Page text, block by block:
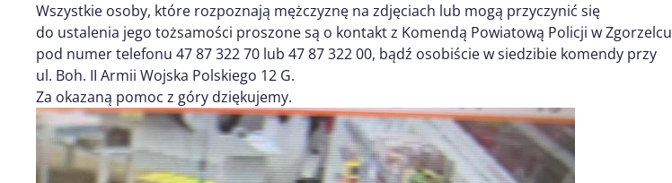
Wszystkie osoby, które rozpoznają mężczyznę na zdjęciach lub mogą przyczynić się
do ustalenia jego tożsamości proszone są o kontakt z Komendą Powiatową Policji w Zgorzelcu
pod numer telefonu 47 87 322 70 lub 47 87 322 00, bądź osobiście w siedzibie komendy przy
ul. Boh. II Armii Wojska Polskiego 12 G.
Za okazaną pomoc z góry dziękujemy.